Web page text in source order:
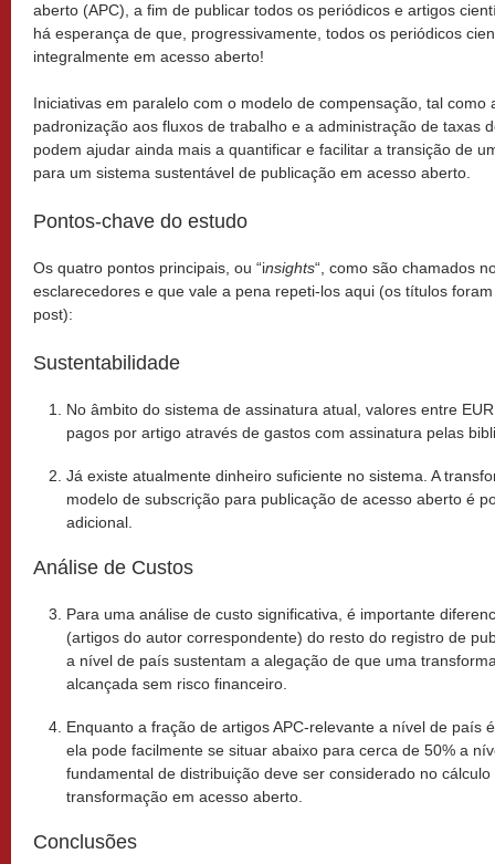
aberto (APC), a fim de publicar todos os periódicos e artigos
há esperança de que, progressivamente, todos os periódicos
integralmente em acesso aberto!
Iniciativas em paralelo com o modelo de compensação, tal como
padronização aos fluxos de trabalho e a administração de taxas
podem ajudar ainda mais a quantificar e facilitar a transição de
para um sistema sustentável de publicação em acesso aberto.
Pontos-chave do estudo
Os quatro pontos principais, ou “insights“, como são chamados
esclarecedores e que vale a pena repeti-los aqui (os títulos
post):
Sustentabilidade
No âmbito do sistema de assinatura atual, valores entre
pagos por artigo através de gastos com assinatura pelas
Já existe atualmente dinheiro suficiente no sistema. A
modelo de subscrição para publicação de acesso aberto é
adicional.
Análise de Custos
Para uma análise de custo significativa, é importante
(artigos do autor correspondente) do resto do registro de
a nível de país sustentam a alegação de que uma
alcançada sem risco financeiro.
Enquanto a fração de artigos APC-relevante a nível de país
ela pode facilmente se situar abaixo para cerca de 50% a
fundamental de distribuição deve ser considerado no
transformação em acesso aberto.
Conclusões